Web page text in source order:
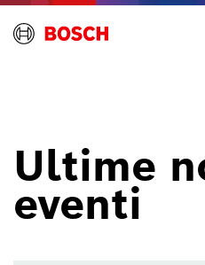
Ultime
eventi